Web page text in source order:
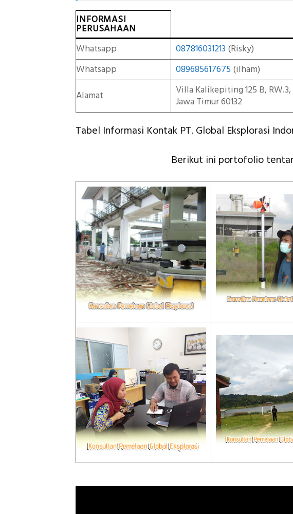
INFORMASI
PERUSAHAAN
Whatsapp
087816031213 (Risky)
Whatsapp
089685617675 (ilham)
Alamat
Villa Kalikepiting 125 B,
Jawa Timur 60132
Tabel Informasi Kontak PT. Global Eksplorasi
Berikut ini portofolio